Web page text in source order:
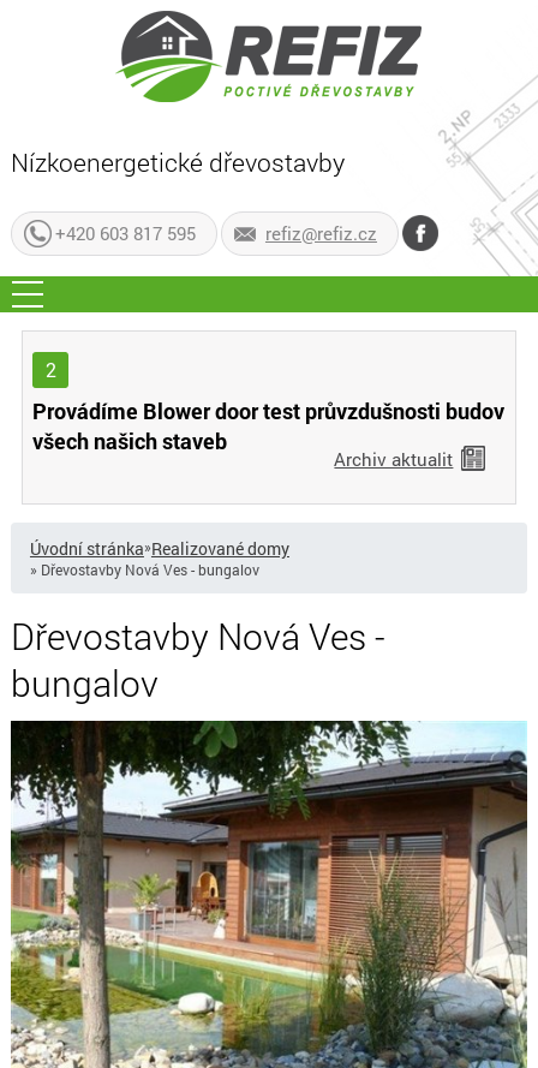
Nízkoenergetické dřevostavby
+420 603 817 595 refiz@refiz.cz
2
Provádíme Blower door test průvzdušnosti budov
všech našich staveb
Archiv aktualit
Úvodní stránka»Realizované domy
» Dřevostavby Nová Ves - bungalov
Dřevostavby Nová Ves -
bungalov